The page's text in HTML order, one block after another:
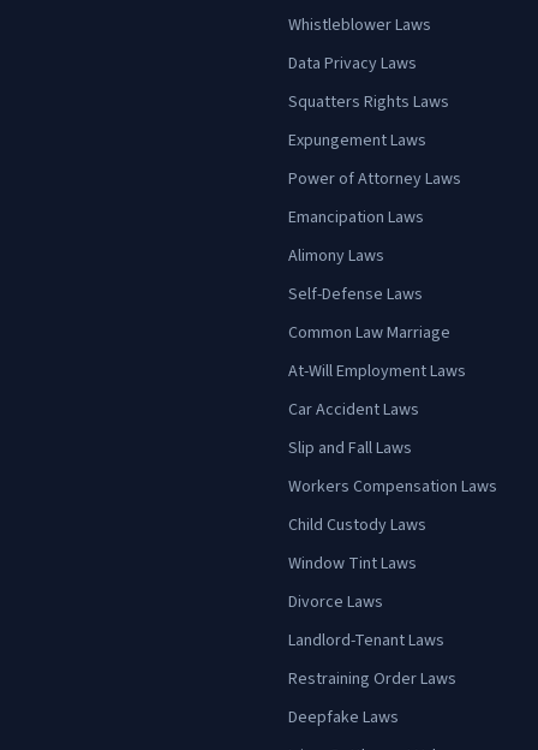
Whistleblower Laws
Data Privacy Laws
Squatters Rights Laws
Expungement Laws
Power of Attorney Laws
Emancipation Laws
Alimony Laws
Self-Defense Laws
Common Law Marriage
At-Will Employment Laws
Car Accident Laws
Slip and Fall Laws
Workers Compensation Laws
Child Custody Laws
Window Tint Laws
Divorce Laws
Landlord-Tenant Laws
Restraining Order Laws
Deepfake Laws